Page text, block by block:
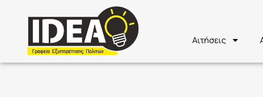
Αιτήσεις